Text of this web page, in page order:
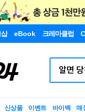
eBook 크레마클럽
신상품 이벤트 바이백 매